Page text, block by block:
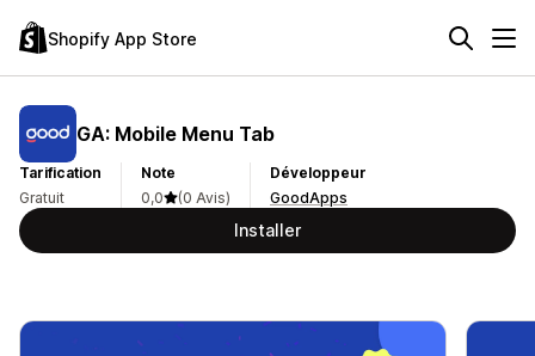
Shopify App Store
GA: Mobile Menu Tab
Tarification
Gratuit
Note
0,0
(0 Avis)
Développeur
GoodApps
Installer